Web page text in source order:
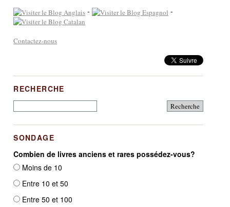
- -
Contactez-nous
RECHERCHE
SONDAGE
Combien de livres anciens et rares possédez-vous?
Moins de 10
Entre 10 et 50
Entre 50 et 100